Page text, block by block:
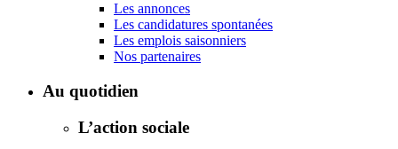
Les annonces
Les candidatures spontanées
Les emplois saisonniers
Nos partenaires
Au quotidien
L’action sociale